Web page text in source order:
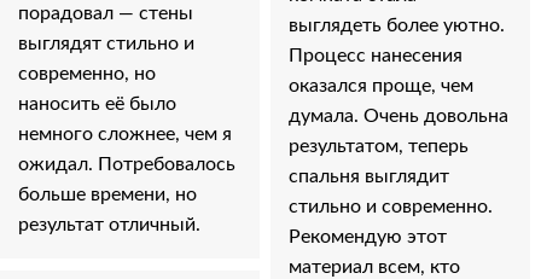
порадовал — стены
выглядят стильно и
современно, но
наносить её было
немного сложнее, чем я
ожидал. Потребовалось
больше времени, но
результат отличный.
выглядеть более уютно.
Процесс нанесения
оказался проще, чем
думала. Очень довольна
результатом, теперь
спальня выглядит
стильно и современно.
Рекомендую этот
материал всем, кто